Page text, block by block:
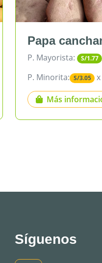
Papa canchan
P. Mayorista: S/1.77 x Kg
P. Minorita: S/3.05 x Kg
Más información
Síguenos